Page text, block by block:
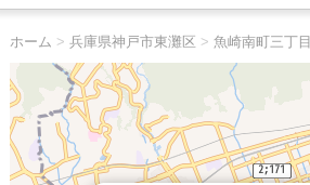
ホーム > 兵庫県神戸市東灘区 > 魚崎南町三丁目